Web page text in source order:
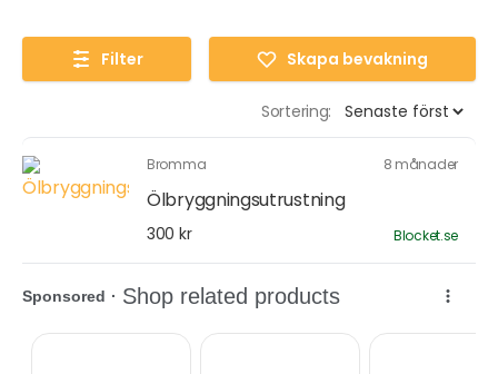
Filter Skapa bevakning
Sortering:
Bromma 8 månader
Ölbryggningsutrustning
300 kr Blocket.se